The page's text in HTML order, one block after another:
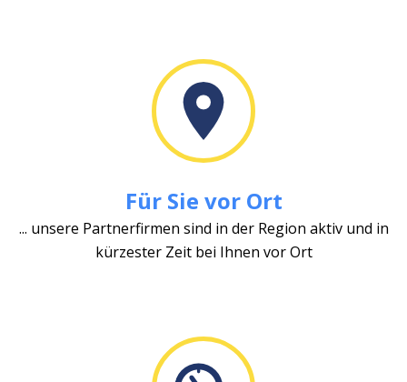
Für Sie vor Ort
... unsere Partnerfirmen sind in der Region aktiv und in
kürzester Zeit bei Ihnen vor Ort